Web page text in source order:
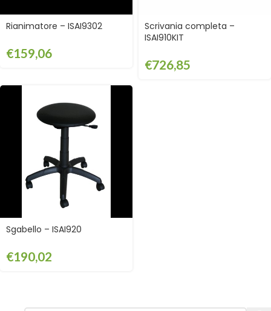
Rianimatore – ISAI9302
€159,06
Scrivania completa –
ISAI910KIT
€726,85
Sgabello – ISAI920
€190,02